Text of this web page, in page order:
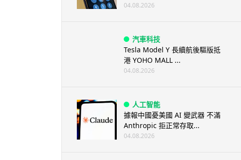
04.08.2026
汽車科技
Tesla Model Y 長續航後驅版抵
港 YOHO MALL ...
04.08.2026
人工智能
據報中國憂美國 AI 變武器 不滿
Anthropic 拒正常存取...
04.08.2026